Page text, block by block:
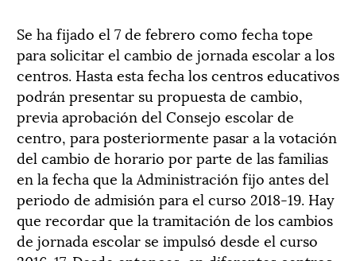
Se ha fijado el 7 de febrero como fecha tope
para solicitar el cambio de jornada escolar a los
centros. Hasta esta fecha los centros educativos
podrán presentar su propuesta de cambio,
previa aprobación del Consejo escolar de
centro, para posteriormente pasar a la votación
del cambio de horario por parte de las familias
en la fecha que la Administración fijo antes del
periodo de admisión para el curso 2018-19. Hay
que recordar que la tramitación de los cambios
de jornada escolar se impulsó desde el curso